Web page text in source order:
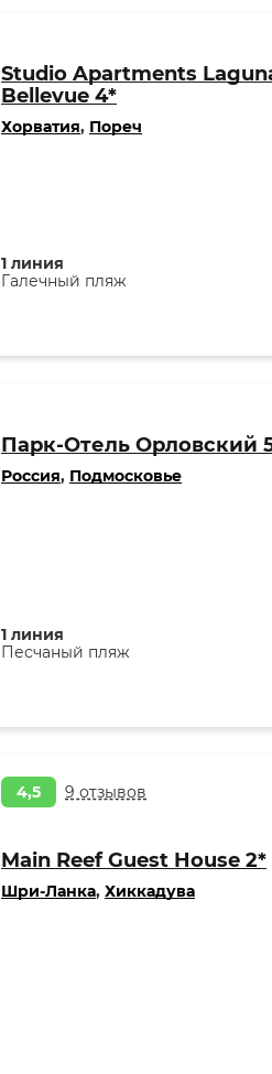
Studio Apartments
Bellevue 4*
Хорватия, Пореч
1 линия
Галечный пляж
Парк-Отель Орловский
Россия, Подмосковье
1 линия
Песчаный пляж
4,5 9 отзывов
Main Reef Guest House 2*
Шри-Ланка, Хиккадува